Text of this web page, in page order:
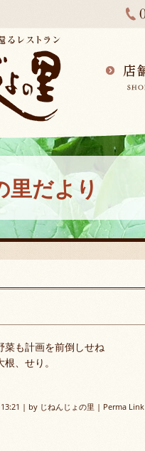
里だより
菜も計画を前倒しせね
、せり。
| by じねんじょの里 | Perma Link